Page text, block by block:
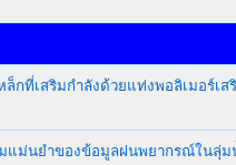
กที่เสริมกำลังด้วยแท่งพอลิเมอร์เส
แม่นยำของข้อมูลฝนพยากรณ์ในลุ่ม